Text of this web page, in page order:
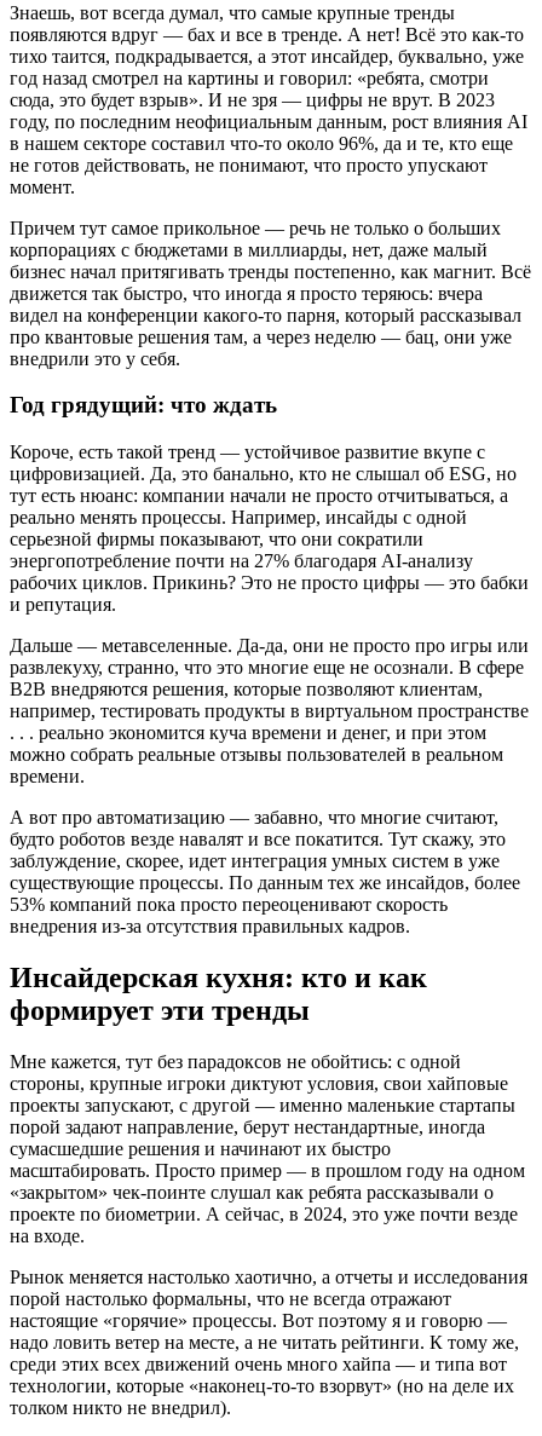
Знаешь, вот всегда думал, что самые крупные тренды
появляются вдруг — бах и все в тренде. А нет! Всё это как-то
тихо таится, подкрадывается, а этот инсайдер, буквально, уже
год назад смотрел на картины и говорил: «ребята, смотри
сюда, это будет взрыв». И не зря — цифры не врут. В 2023
году, по последним неофициальным данным, рост влияния AI
в нашем секторе составил что-то около 96%, да и те, кто еще
не готов действовать, не понимают, что просто упускают
момент.
Причем тут самое прикольное — речь не только о больших
корпорациях с бюджетами в миллиарды, нет, даже малый
бизнес начал притягивать тренды постепенно, как магнит. Всё
движется так быстро, что иногда я просто теряюсь: вчера
видел на конференции какого-то парня, который рассказывал
про квантовые решения там, а через неделю — бац, они уже
внедрили это у себя.
Год грядущий: что ждать
Короче, есть такой тренд — устойчивое развитие вкупе с
цифровизацией. Да, это банально, кто не слышал об ESG, но
тут есть нюанс: компании начали не просто отчитываться, а
реально менять процессы. Например, инсайды с одной
серьезной фирмы показывают, что они сократили
энергопотребление почти на 27% благодаря AI-анализу
рабочих циклов. Прикинь? Это не просто цифры — это бабки
и репутация.
Дальше — метавселенные. Да-да, они не просто про игры или
развлекуху, странно, что это многие еще не осознали. В сфере
B2B внедряются решения, которые позволяют клиентам,
например, тестировать продукты в виртуальном пространстве
. . . реально экономится куча времени и денег, и при этом
можно собрать реальные отзывы пользователей в реальном
времени.
А вот про автоматизацию — забавно, что многие считают,
будто роботов везде навалят и все покатится. Тут скажу, это
заблуждение, скорее, идет интеграция умных систем в уже
существующие процессы. По данным тех же инсайдов, более
53% компаний пока просто переоценивают скорость
внедрения из-за отсутствия правильных кадров.
Инсайдерская кухня: кто и как
формирует эти тренды
Мне кажется, тут без парадоксов не обойтись: с одной
стороны, крупные игроки диктуют условия, свои хайповые
проекты запускают, с другой — именно маленькие стартапы
порой задают направление, берут нестандартные, иногда
сумасшедшие решения и начинают их быстро
масштабировать. Просто пример — в прошлом году на одном
«закрытом» чек-поинте слушал как ребята рассказывали о
проекте по биометрии. А сейчас, в 2024, это уже почти везде
на входе.
Рынок меняется настолько хаотично, а отчеты и исследования
порой настолько формальны, что не всегда отражают
настоящие «горячие» процессы. Вот поэтому я и говорю —
надо ловить ветер на месте, а не читать рейтинги. К тому же,
среди этих всех движений очень много хайпа — и типа вот
технологии, которые «наконец-то-то взорвут» (но на деле их
толком никто не внедрил).